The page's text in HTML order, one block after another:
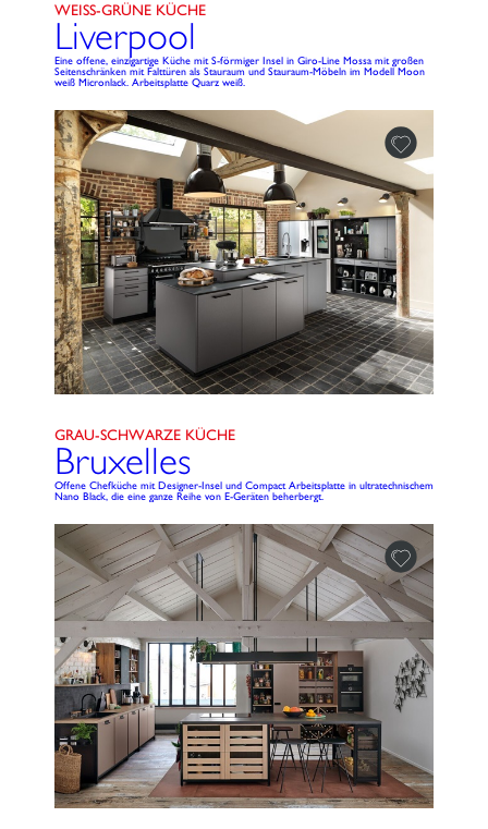
WEISS-GRÜNE KÜCHE
Liverpool
Eine offene, einzigartige Küche mit S-förmiger Insel in Giro-Line Mossa mit großen
Seitenschränken mit Falttüren als Stauraum und Stauraum-Möbeln im Modell Moon
weiß Micronlack. Arbeitsplatte Quarz weiß.
GRAU-SCHWARZE KÜCHE
Bruxelles
Offene Chefküche mit Designer-Insel und Compact Arbeitsplatte in ultratechnischem
Nano Black, die eine ganze Reihe von E-Geräten beherbergt.